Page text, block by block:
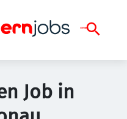
Job in